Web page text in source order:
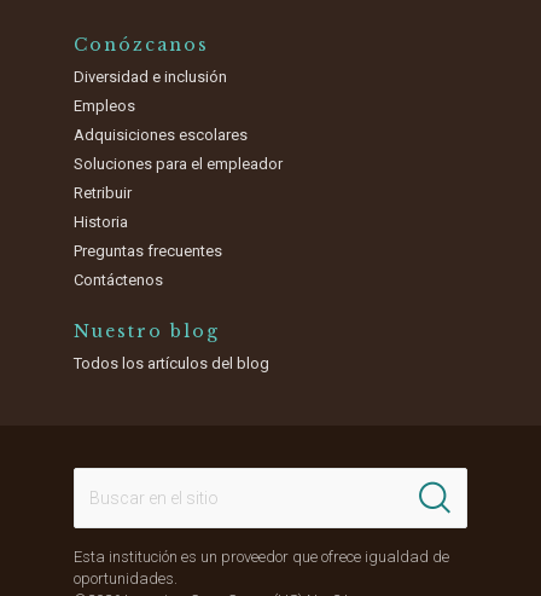
Conózcanos
Diversidad e inclusión
Empleos
Adquisiciones escolares
Soluciones para el empleador
Retribuir
Historia
Preguntas frecuentes
Contáctenos
Nuestro blog
Todos los artículos del blog
Esta institución es un proveedor que ofrece igualdad de
oportunidades.